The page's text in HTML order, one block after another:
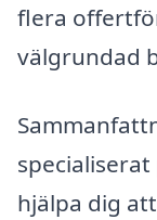
flera
välgrundad
hjälpa dig